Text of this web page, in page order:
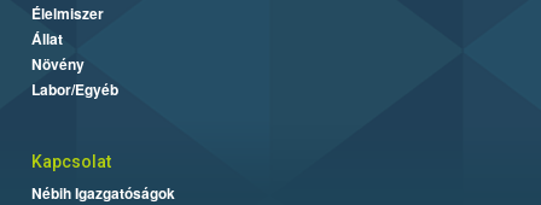
Élelmiszer
Állat
Növény
Labor/Egyéb
Kapcsolat
Nébih Igazgatóságok